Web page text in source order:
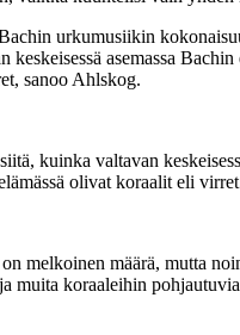
urkumusiikin
keskeisessä asemassa Bachin
sanoo Ahlskog.
kuinka valtavan
olivat koraalit eli
melkoinen määrä, mutta
muita koraaleihin